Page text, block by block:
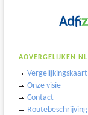
AOVERGELIJKEN.NL
Vergelijkingskaart
Onze visie
Contact
Routebeschrijving